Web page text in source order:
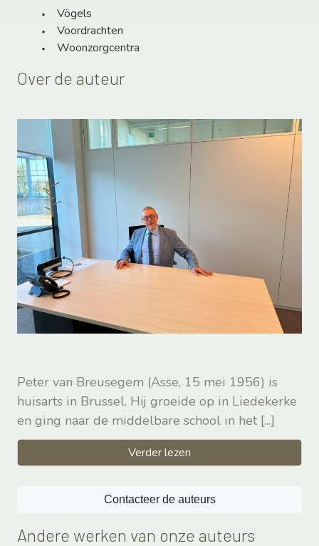
Vögels
Voordrachten
Woonzorgcentra
Over de auteur
Peter van Breusegem (Asse, 15 mei 1956) is
huisarts in Brussel. Hij groeide op in Liedekerke
en ging naar de middelbare school in het [...]
Verder lezen
Contacteer de auteurs
Andere werken van onze auteurs